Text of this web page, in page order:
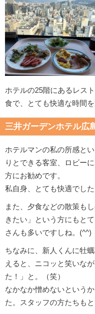
ホテルの25階にあるレス
食で、とても快適な時間
三井ガーデンホテル広
ホテルマンの私の所感と
りとできる客室、ロビー
方にお勧めです。
私自身、とても快適でした
また、夕食などの散策も
きたい」という方にもと
さんも多いですしね。(^^)
ちなみに、新人くんに牡
えると、ニコッと笑いな
た！」と。（笑）
なかなか憎めないという
た。スタッフの方たちも